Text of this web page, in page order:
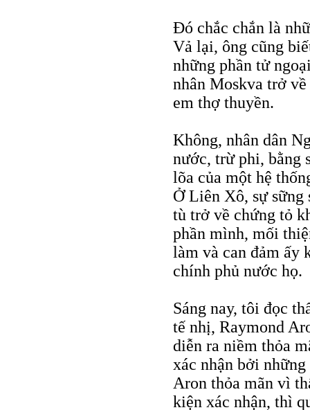
Đó chắc chắn là
Vả lại, ông cũng
những phần tử
nhân Moskva trở
em thợ thuyền.
Không, nhân dân
nước, trừ phi, bằng
lõa của một hệ
Ở Liên Xô, sự sững
tù trở về chứng tỏ
phần mình, mối
làm và can đảm ấy
chính phủ nước họ.
Sáng nay, tôi đọc
tế nhị, Raymond
diễn ra niềm thỏa
xác nhận bởi
Aron thỏa mãn vì
kiện xác nhận, thì